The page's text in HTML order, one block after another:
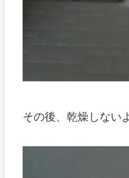
その後、乾燥しない